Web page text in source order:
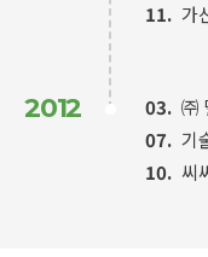
11. 가
2012 03. ㈜
07. 기
10. 씨